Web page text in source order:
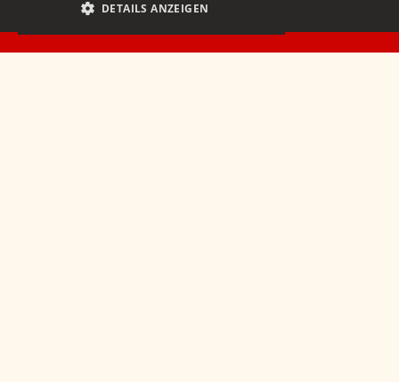
DETAILS ANZEIGEN